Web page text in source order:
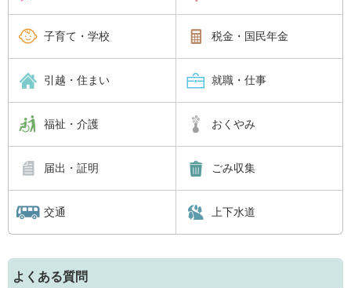
子育て・学校 税金・国民年金
引越・住まい 就職・仕事
福祉・介護 おくやみ
届出・証明 ごみ収集
交通 上下水道
よくある質問